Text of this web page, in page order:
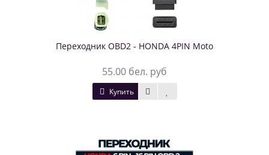
Переходник OBD2 - HONDA 4PIN Moto
55.00 бел. руб
Купить